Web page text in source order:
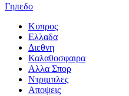
Γηπεδο
Κυπρος
Ελλαδα
Διεθνη
Καλαθοσφαιρα
Αλλα Σπορ
Ντριμπλες
Αποψεις